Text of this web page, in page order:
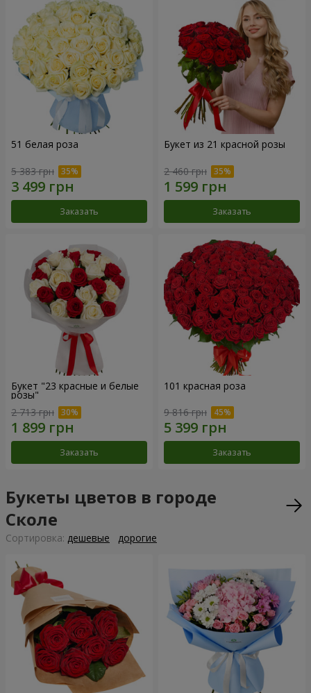
51 белая роза
5 383 грн
Заказать
Букет из 21 красной розы
2 460 грн
Заказать
Букет "23 красные и белые
розы"
2 713 грн
Заказать
101 красная роза
9 816 грн
Заказать
Букеты цветов в городе
Сколе
Cортировка: дешевые дорогие